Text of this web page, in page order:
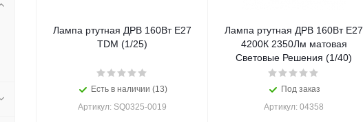
Лампа ртутная ДРВ 160Вт Е27
TDM (1/25)
Есть в наличии (13)
Артикул: SQ0325-0019
Лампа ртутная ДРВ 160Вт E27
4200К 2350Лм матовая
Световые Решения (1/40)
Под заказ
Артикул: 04358